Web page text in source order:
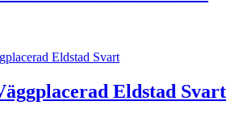
Eldstad Svart